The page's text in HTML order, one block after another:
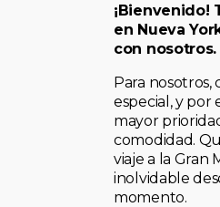
¡Bienvenido!
en Nueva
con nosotros.
Para nosotros,
especial, y por
mayor
comodidad.
viaje a la Gran
inolvidable
momento.